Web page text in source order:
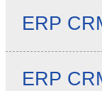
ERP
ERP